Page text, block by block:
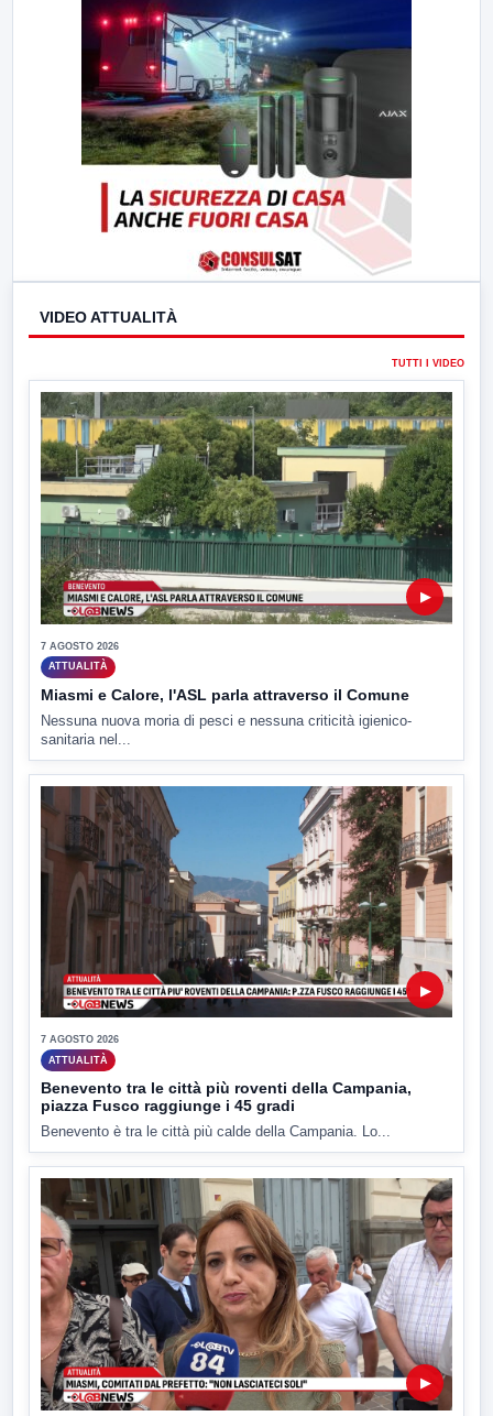
VIDEO ATTUALITÀ
TUTTI I VIDEO
▶
7 AGOSTO 2026
ATTUALITÀ
Miasmi e Calore, l'ASL parla attraverso il Comune
Nessuna nuova moria di pesci e nessuna criticità igienico-
sanitaria nel...
▶
7 AGOSTO 2026
ATTUALITÀ
Benevento tra le città più roventi della Campania,
piazza Fusco raggiunge i 45 gradi
Benevento è tra le città più calde della Campania. Lo...
▶